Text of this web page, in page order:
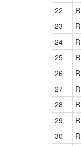
22
23
24
25
26
27
28
29
30